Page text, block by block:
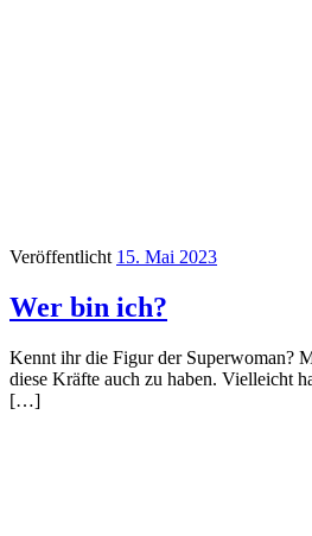
Veröffentlicht 15. Mai 2023
Wer bin ich?
Kennt ihr die Figur der Superwoman?
diese Kräfte auch zu haben. Vielleicht
[…]